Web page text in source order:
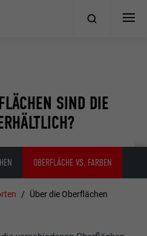
SIND DIE
OBERFLÄCHE VS. FARBEN
Über die Oberflächen